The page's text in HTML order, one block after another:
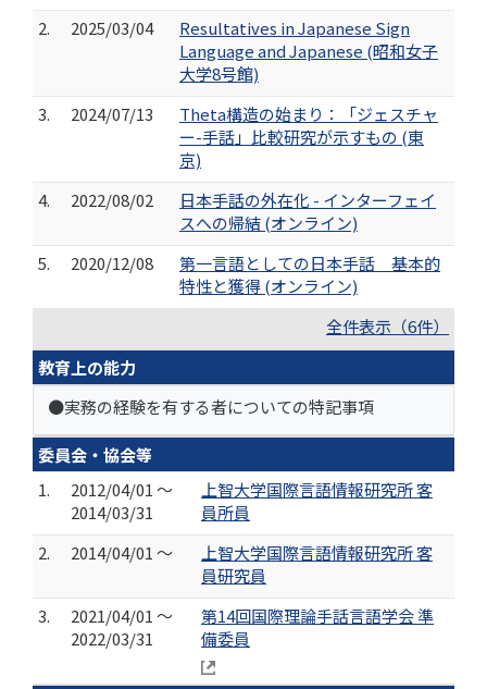
2.
2025/03/04
Resultatives in Japanese Sign
Language and Japanese (昭和女子
大学8号館)
3.
2024/07/13
Theta構造の始まり：「ジェスチャ
ー-手話」比較研究が示すもの (東
京)
4.
2022/08/02
日本手話の外在化 - インターフェイ
スへの帰結 (オンライン)
5.
2020/12/08
第一言語としての日本手話 基本的
特性と獲得 (オンライン)
全件表示（6件）
教育上の能力
●実務の経験を有する者についての特記事項
委員会・協会等
1.
2012/04/01 ～
2014/03/31
上智大学国際言語情報研究所 客
員所員
2.
2014/04/01 ～
上智大学国際言語情報研究所 客
員研究員
3.
2021/04/01 ～
2022/03/31
第14回国際理論手話言語学会 準
備委員